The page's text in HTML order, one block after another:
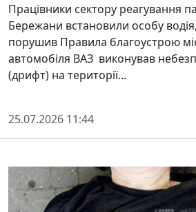
Працівники сектору реагування
Бережани встановили особу
порушив Правила благоустрою
автомобіля ВАЗ виконував
(дрифт) на території...
25.07.2026 11:44